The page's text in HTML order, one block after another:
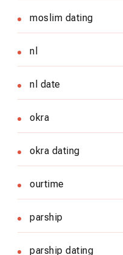
moslim dating
nl
nl date
okra
okra dating
ourtime
parship
parship dating